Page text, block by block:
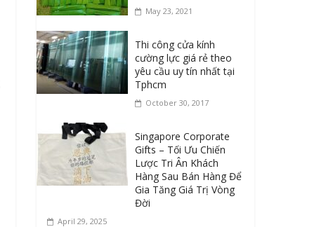
May 23, 2021
Thi công cửa kính
cường lực giá rẻ theo
yêu cầu uy tín nhất tại
Tphcm
October 30, 2017
Singapore Corporate
Gifts – Tối Ưu Chiến
Lược Tri Ân Khách
Hàng Sau Bán Hàng Để
Gia Tăng Giá Trị Vòng
Đời
April 29, 2025